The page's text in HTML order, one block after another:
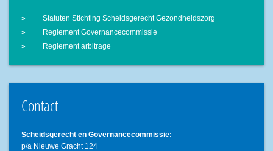
Statuten Stichting Scheidsgerecht Gezondheidszorg
Reglement Governancecommissie
Reglement arbitrage
Contact
Scheidsgerecht en Governancecommissie:
p/a Nieuwe Gracht 124